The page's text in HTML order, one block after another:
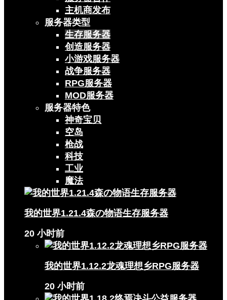
主机商发布
服务器类型
生存服务器
创造服务器
小游戏服务器
战争服务器
RPG服务器
MOD服务器
服务器特色
神奇宝贝
空岛
枪战
科技
工业
魔法
我的世界1.21.4森の物语生存服务器
20 小时前
我的世界1.12.2龙魂理想乡RPG服务器
20 小时前